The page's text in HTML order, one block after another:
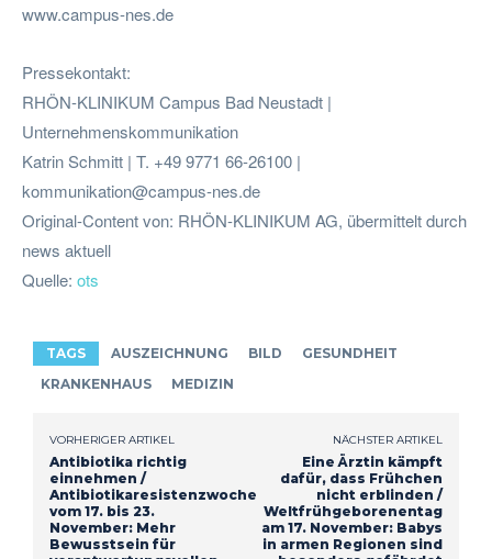
www.campus-nes.de
Pressekontakt:
RHÖN-KLINIKUM Campus Bad Neustadt |
Unternehmenskommunikation
Katrin Schmitt | T. +49 9771 66-26100 |
kommunikation@campus-nes.de
Original-Content von: RHÖN-KLINIKUM AG, übermittelt durch
news aktuell
Quelle: ots
TAGS AUSZEICHNUNG BILD
GESUNDHEIT
KRANKENHAUS
MEDIZIN
VORHERIGER ARTIKEL
Antibiotika richtig
einnehmen /
Antibiotikaresistenzwoche
vom 17. bis 23.
November: Mehr
Bewusstsein für
NÄCHSTER ARTIKEL
Eine Ärztin kämpft
dafür, dass Frühchen
nicht erblinden /
Weltfrühgeborenentag
am 17. November: Babys
in armen Regionen sind